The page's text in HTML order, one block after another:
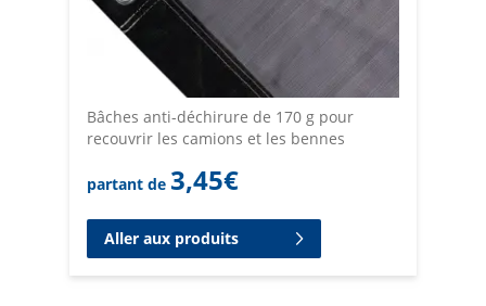
Bâches anti-déchirure de 170 g pour
recouvrir les camions et les bennes
partant de 3,45€
Aller aux produits